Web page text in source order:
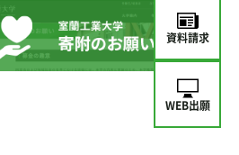
資料請求
WEB出願